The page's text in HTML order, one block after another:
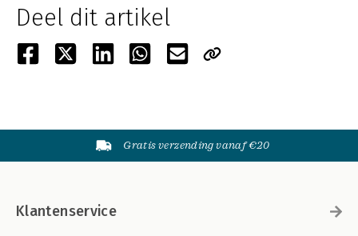
Deel dit artikel
Gratis verzending vanaf €20
Klantenservice